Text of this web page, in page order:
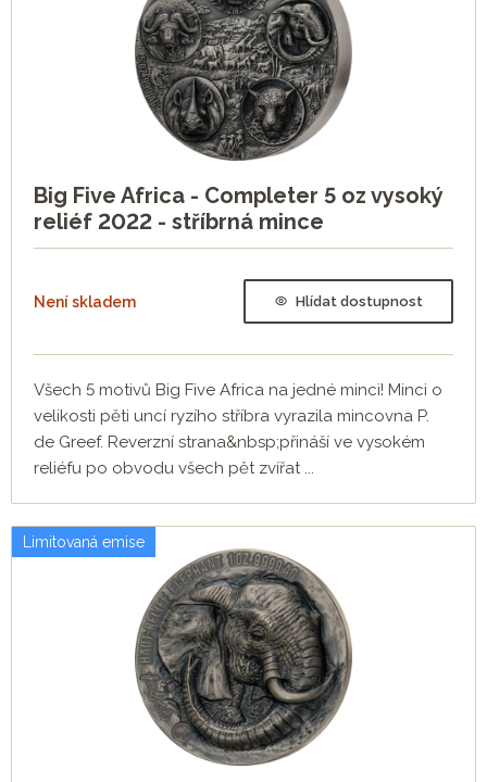
Big Five Africa - Completer 5 oz vysoký
reliéf 2022 - stříbrná mince
Není skladem Hlídat dostupnost
Všech 5 motivů Big Five Africa na jedné minci! Minci o
velikosti pěti uncí ryzího stříbra vyrazila mincovna P.
de Greef. Reverzní strana&nbsp;přináší ve vysokém
reliéfu po obvodu všech pět zvířat ...
Limitovaná emise